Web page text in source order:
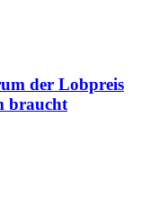
der Lobpreis
braucht